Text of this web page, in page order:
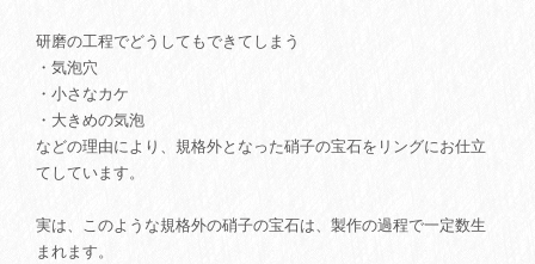
研磨の工程でどうしてもできてしまう
・気泡穴
・小さなカケ
・大きめの気泡
などの理由により、規格外となった硝子の宝石をリングにお仕立
てしています。
実は、このような規格外の硝子の宝石は、製作の過程で一定数生
まれます。